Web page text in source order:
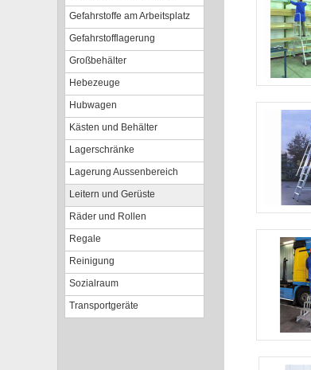
Gefahrstoffe am Arbeitsplatz
Gefahrstofflagerung
Großbehälter
Hebezeuge
Hubwagen
Kästen und Behälter
Lagerschränke
Lagerung Aussenbereich
Leitern und Gerüste
Räder und Rollen
Regale
Reinigung
Sozialraum
Transportgeräte